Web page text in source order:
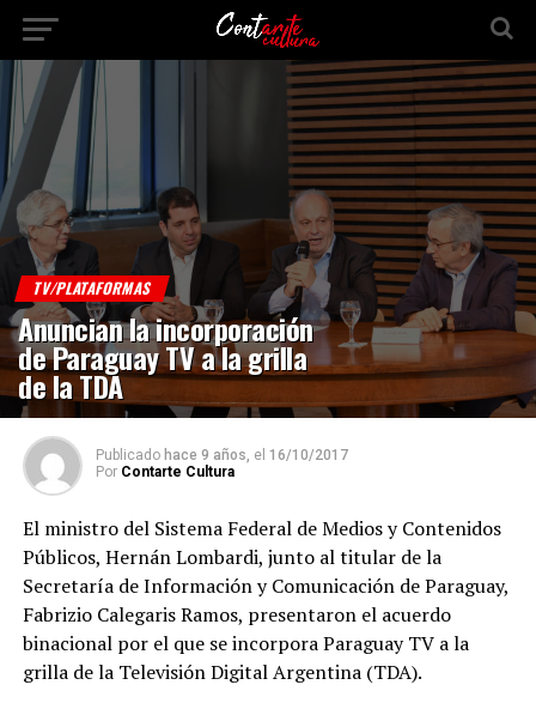
TV/PLATAFORMAS
Anuncian la incorporación
de Paraguay TV a la grilla
de la TDA
Publicado hace 9 años, el 16/10/2017
Por Contarte Cultura
El ministro del Sistema Federal de Medios y Contenidos
Públicos, Hernán Lombardi, junto al titular de la
Secretaría de Información y Comunicación de Paraguay,
Fabrizio Calegaris Ramos, presentaron el acuerdo
binacional por el que se incorpora Paraguay TV a la
grilla de la Televisión Digital Argentina (TDA).